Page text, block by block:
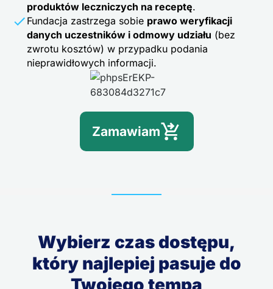
produktów leczniczych na receptę.
Fundacja zastrzega sobie prawo weryfikacji
danych uczestników i odmowy udziału (bez
zwrotu kosztów) w przypadku podania
nieprawidłowych informacji.
Zamawiam
Wybierz czas dostępu,
który najlepiej pasuje do
Twojego tempa